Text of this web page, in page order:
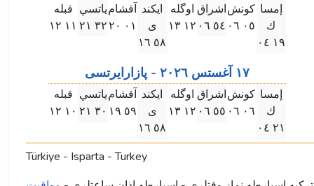
إمسا
ك
۱٩ ۰٤
كونش
۰٥ ۰٦
اشراق
٥٤ ۰٦
اوگله
۱۲ ۱۳
ايكند
ى
٥٨ ۱٦
آقشام
۰۱ ۲۰
ياتسي
۳۲ ۲۱
قبله
۱۱ ۱۲
۱٧ آغستس ۲۰۲٦ - پازارايرتسى
إمسا
ك
۲۱ ۰٤
كونش
۰٦ ۰٦
اشراق
٥٥ ۰٦
اوگله
۱۲ ۱۳
ايكند
ى
٥٨ ۱٦
آقشام
٥٩ ۱٩
ياتسي
۳۰ ۲۱
قبله
۱۰ ۱۲
Türkiye - Isparta - Turkey